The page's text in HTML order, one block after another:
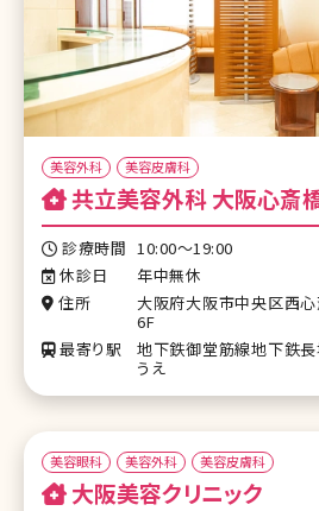
美容外科 美容皮膚科
共立美容外科 大阪心斎
診療時間 10:00～19:00
休診日
年中無休
住所
大阪府大阪市中央区西心
6F
最寄り駅
地下鉄御堂筋線地下鉄
うえ
美容眼科 美容外科 美容皮膚科
大阪美容クリニック